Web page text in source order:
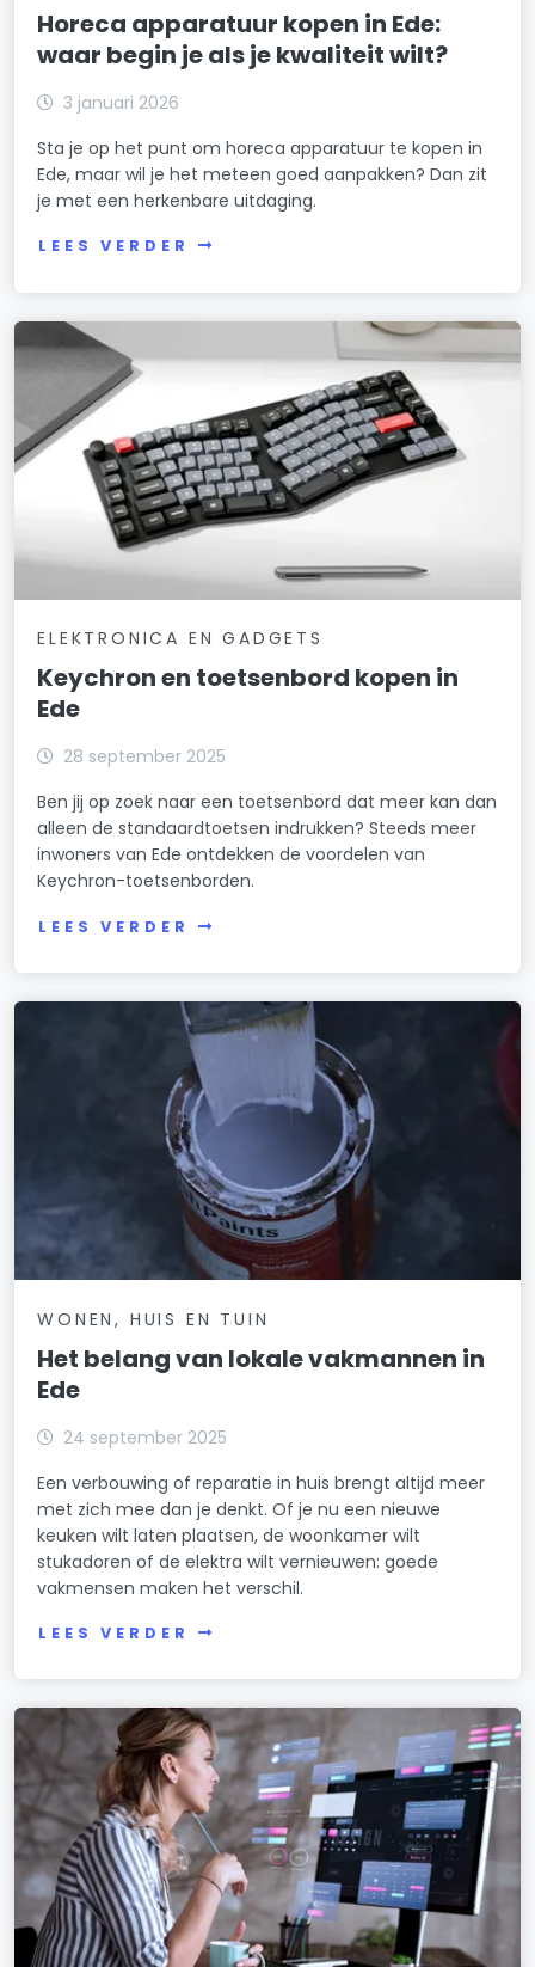
Horeca apparatuur kopen in Ede:
waar begin je als je kwaliteit wilt?
3 januari 2026
Sta je op het punt om horeca apparatuur te kopen in
Ede, maar wil je het meteen goed aanpakken? Dan zit
je met een herkenbare uitdaging.
LEES VERDER
ELEKTRONICA EN GADGETS
Keychron en toetsenbord kopen in
Ede
28 september 2025
Ben jij op zoek naar een toetsenbord dat meer kan dan
alleen de standaardtoetsen indrukken? Steeds meer
inwoners van Ede ontdekken de voordelen van
Keychron-toetsenborden.
LEES VERDER
WONEN, HUIS EN TUIN
Het belang van lokale vakmannen in
Ede
24 september 2025
Een verbouwing of reparatie in huis brengt altijd meer
met zich mee dan je denkt. Of je nu een nieuwe
keuken wilt laten plaatsen, de woonkamer wilt
stukadoren of de elektra wilt vernieuwen: goede
vakmensen maken het verschil.
LEES VERDER